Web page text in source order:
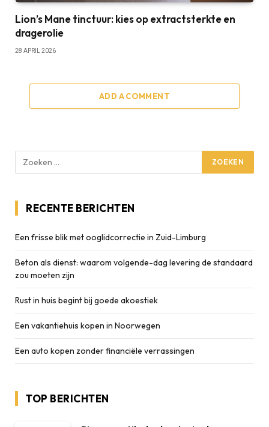
Lion’s Mane tinctuur: kies op extractsterkte en
dragerolie
28 APRIL 2026
ADD A COMMENT
RECENTE BERICHTEN
Een frisse blik met ooglidcorrectie in Zuid-Limburg
Beton als dienst: waarom volgende-dag levering de standaard
zou moeten zijn
Rust in huis begint bij goede akoestiek
Een vakantiehuis kopen in Noorwegen
Een auto kopen zonder financiële verrassingen
TOP BERICHTEN